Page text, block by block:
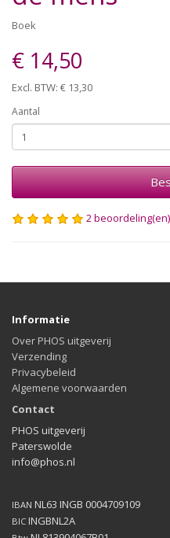
Boek
€ 14,50
Excl. BTW: € 13,30
Aantal
2 beoordeling(en)
Informatie
Over PHOS uitgeverij
Verzending
Privacybeleid
Algemene voorwaarden
Contact
PHOS uitgeverij
Paterswolde
info@phos.nl
IBAN NL63 INGB 0004709109
BIC INGBNL2A